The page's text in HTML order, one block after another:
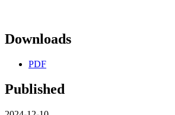
Downloads
PDF
Published